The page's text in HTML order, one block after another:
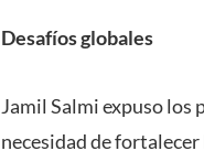
Desafíos globales
Jamil Salmi expuso los
necesidad de